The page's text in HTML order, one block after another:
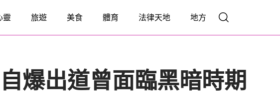
靈 旅遊 美食 體育 法律天地 地方
爆出道曾面臨黑暗時期